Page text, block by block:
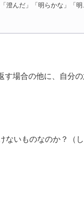
澄んだ」「明らかな」「明
場合の他に、自分
ないものなのか？（